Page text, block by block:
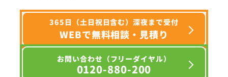
365日（土日祝日含む）深夜まで受付
WEBで無料相談・見積り
お問い合わせ（フリーダイヤル）
0120-880-200